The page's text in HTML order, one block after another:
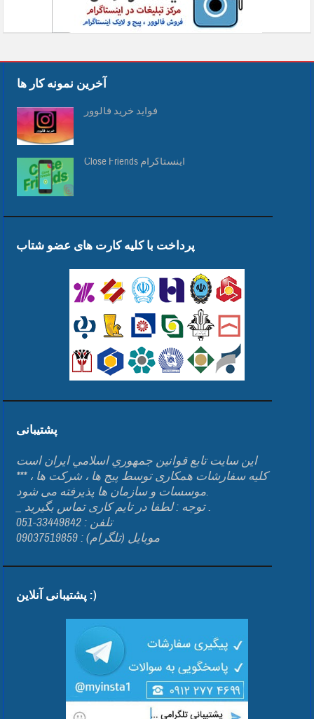
آخرین نمونه کار ها
فواید خرید فالوور
Close Friends اینستاگرام
پرداخت با کلیه کارت های عضو شتاب
پشتیبانی
اين سايت تابع قوانين جمهوري اسلامي ايران است
*** کلیه سفارشات همکاری توسط پیج ها ، شرکت ها ،
موسسات و سازمان ها پذیرفته می شود.
_ توجه : لطفا در تایم کاری تماس بگیرید .
تلفن : 33449842-051
موبایل (تلگرام) : 09037519859
پشتیبانی آنلاین :)